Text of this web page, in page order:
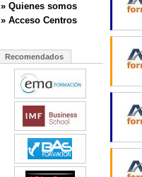
» Quienes somos
» Acceso Centros
Recomendados